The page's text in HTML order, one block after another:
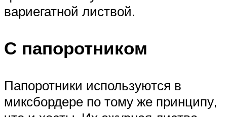
вариегатной листвой.
С папоротником
Папоротники используются в
миксбордере по тому же принципу,